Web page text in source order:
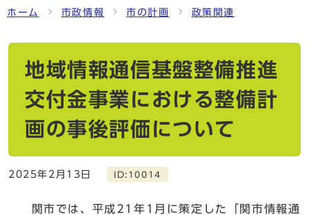
ホーム 市政情報 市の計画 政策関連
地域情報通信基盤整備推進
交付金事業における整備計
画の事後評価について
2025年2月13日 ID:10014
関市では、平成21年1月に策定した「関市情報通